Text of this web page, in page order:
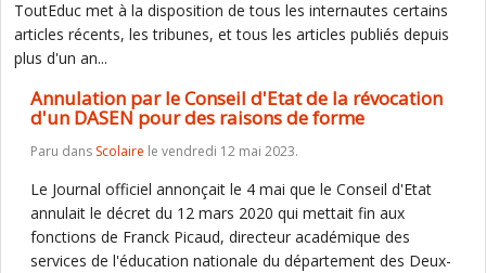
ToutEduc met à la disposition de tous les internautes certains
articles récents, les tribunes, et tous les articles publiés depuis
plus d'un an...
Annulation par le Conseil d'Etat de la révocation
d'un DASEN pour des raisons de forme
Paru dans Scolaire le vendredi 12 mai 2023.
Le Journal officiel annonçait le 4 mai que le Conseil d'Etat
annulait le décret du 12 mars 2020 qui mettait fin aux
fonctions de Franck Picaud, directeur académique des
services de l'éducation nationale du département des Deux-